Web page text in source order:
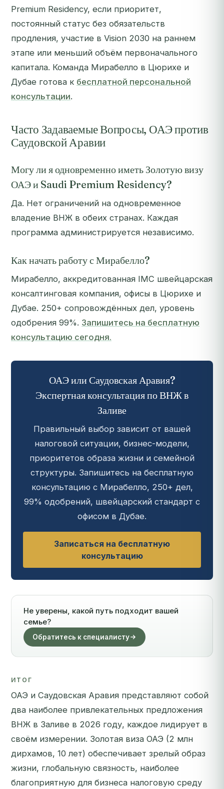
Premium Residency, если приоритет,
постоянный статус без обязательств
продления, участие в Vision 2030 на раннем
этапе или меньший объём первоначального
капитала. Команда Мирабелло в Цюрихе и
Дубае готова к бесплатной персональной
консультации.
Часто Задаваемые Вопросы, ОАЭ против
Саудовской Аравии
Могу ли я одновременно иметь Золотую визу
ОАЭ и Saudi Premium Residency?
Да. Нет ограничений на одновременное
владение ВНЖ в обеих странах. Каждая
программа администрируется независимо.
Как начать работу с Мирабелло?
Мирабелло, аккредитованная IMC швейцарская
консалтинговая компания, офисы в Цюрихе и
Дубае. 250+ сопровождённых дел, уровень
одобрения 99%. Запишитесь на бесплатную
консультацию сегодня.
ОАЭ или Саудовская Аравия?
Экспертная консультация по ВНЖ в
Заливе
Правильный выбор зависит от вашей
налоговой ситуации, бизнес-модели,
приоритетов образа жизни и семейной
структуры. Запишитесь на бесплатную
консультацию с Мирабелло, 250+ дел,
99% одобрений, швейцарский стандарт с
офисом в Дубае.
Записаться на бесплатную
консультацию
Не уверены, какой путь подходит вашей
семье?
Обратитесь к специалисту
ИТОГ
ОАЭ и Саудовская Аравия представляют собой
два наиболее привлекательных предложения
ВНЖ в Заливе в 2026 году, каждое лидирует в
своём измерении. Золотая виза ОАЭ (2 млн
дирхамов, 10 лет) обеспечивает зрелый образ
жизни, глобальную связность, наиболее
благоприятную для бизнеса налоговую среду